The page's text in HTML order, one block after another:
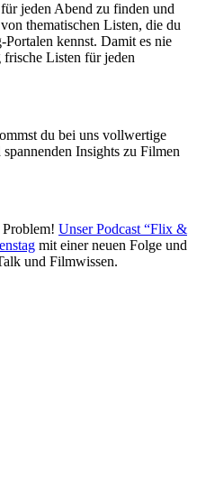
jeden Abend zu finden und
thematischen Listen, die du
Portalen kennst. Damit es nie
Listen für jeden
du bei uns vollwertige
Insights zu Filmen
Unser Podcast “Flix &
mit einer neuen Folge und
und Filmwissen.